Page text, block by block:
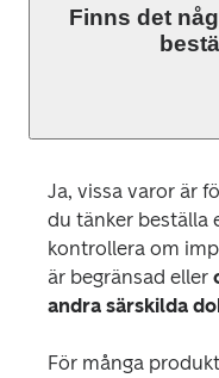
Finns det
Ja, vissa varor är
du tänker beställa
kontrollera om
är begränsad eller
andra särskilda
För många